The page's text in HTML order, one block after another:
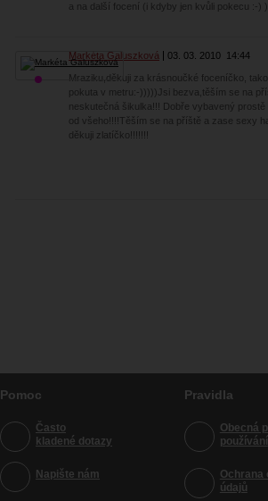
a na další focení (i kdyby jen kvůli pokecu :-) )
Markéta Galuszková 03. 03. 2010 14:44
Mraziku,děkuji za krásnoučké foceníčko,
pokuta v metru:-)))))Jsi bezva,těším se na
neskutečná šikulka!!! Dobře vybavený prostě
od všeho!!!!Těším se na příště a zase sexy
děkuji zlatíčko!!!!!!!
Pomoc
Často
kladené dotazy
Napište nám
Pravidla
Obecná
používání
Ochrana
údajů